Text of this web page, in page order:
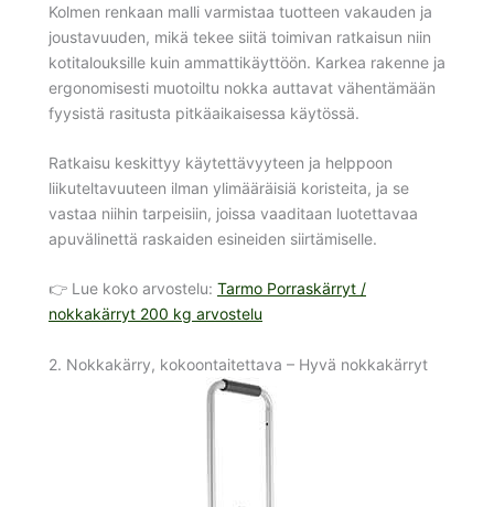
Kolmen renkaan malli varmistaa tuotteen vakauden ja
joustavuuden, mikä tekee siitä toimivan ratkaisun niin
kotitalouksille kuin ammattikäyttöön. Karkea rakenne ja
ergonomisesti muotoiltu nokka auttavat vähentämään
fyysistä rasitusta pitkäaikaisessa käytössä.
Ratkaisu keskittyy käytettävyyteen ja helppoon
liikuteltavuuteen ilman ylimääräisiä koristeita, ja se
vastaa niihin tarpeisiin, joissa vaaditaan luotettavaa
apuvälinettä raskaiden esineiden siirtämiselle.
👉 Lue koko arvostelu: Tarmo Porraskärryt /
nokkakärryt 200 kg arvostelu
2. Nokkakärry, kokoontaitettava – Hyvä nokkakärryt